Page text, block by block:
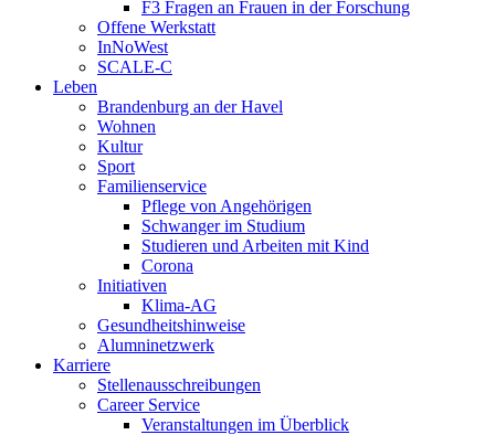
F3 Fragen an Frauen in der Forschung
Offene Werkstatt
InNoWest
SCALE-C
Leben
Brandenburg an der Havel
Wohnen
Kultur
Sport
Familienservice
Pflege von Angehörigen
Schwanger im Studium
Studieren und Arbeiten mit Kind
Corona
Initiativen
Klima-AG
Gesundheitshinweise
Alumninetzwerk
Karriere
Stellenausschreibungen
Career Service
Veranstaltungen im Überblick